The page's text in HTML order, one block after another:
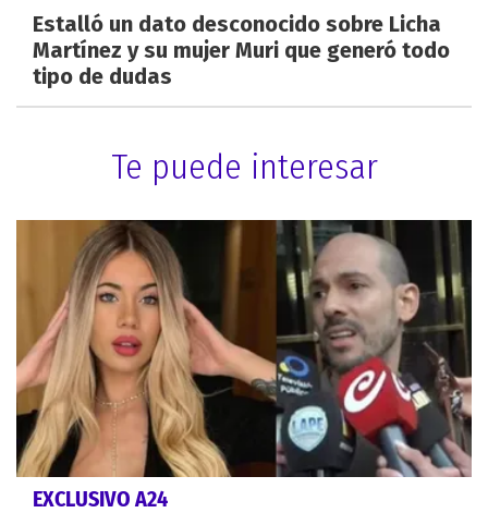
Estalló un dato desconocido sobre Licha
Martínez y su mujer Muri que generó todo
tipo de dudas
Te puede interesar
EXCLUSIVO A24